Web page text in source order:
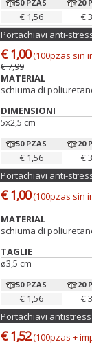
50 PZAS
€ 1,56
20
€
Portachiavi anti-
€ 1,00(100pzas sin
€ 7,99
MATERIAL
schiuma di
DIMENSIONI
5x2,5 cm
50 PZAS
€ 1,56
20
€
Portachiavi anti-
€ 1,00(100pzas sin
MATERIAL
schiuma di
TAGLIE
ø3,5 cm
50 PZAS
€ 1,56
20
€
Portachiavi
€ 1,52(100pzas +